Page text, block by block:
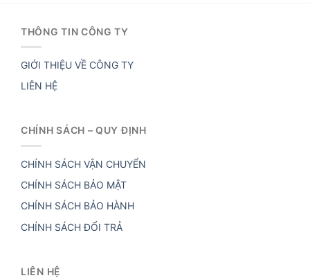
THÔNG TIN CÔNG TY
GIỚI THIỆU VỀ CÔNG TY
LIÊN HỆ
CHÍNH SÁCH – QUY ĐỊNH
CHÍNH SÁCH VẬN CHUYỂN
CHÍNH SÁCH BẢO MẬT
CHÍNH SÁCH BẢO HÀNH
CHÍNH SÁCH ĐỔI TRẢ
LIÊN HỆ